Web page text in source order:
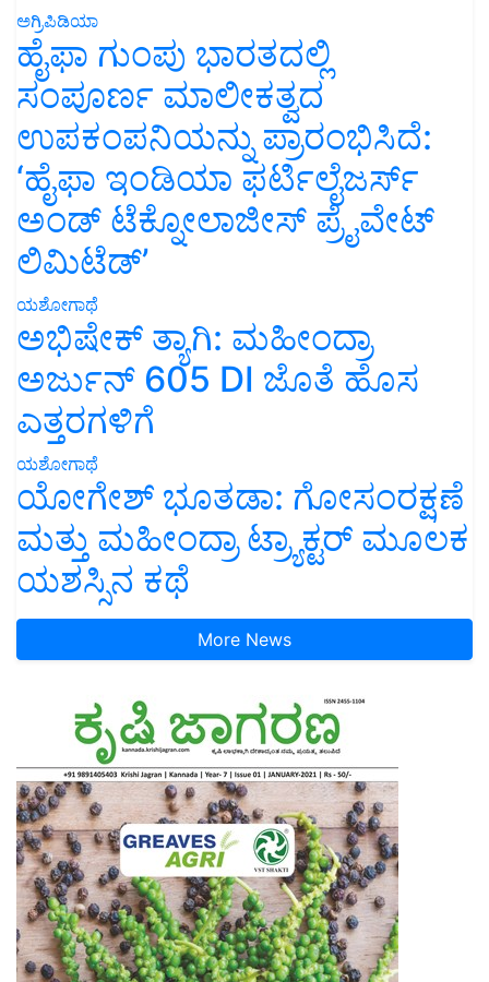
ಅಗ್ರಿಪಿಡಿಯಾ
ಹೈಫಾ ಗುಂಪು ಭಾರತದಲ್ಲಿ
ಸಂಪೂರ್ಣ ಮಾಲೀಕತ್ವದ
ಉಪಕಂಪನಿಯನ್ನು ಪ್ರಾರಂಭಿಸಿದೆ:
‘ಹೈಫಾ ಇಂಡಿಯಾ ಫರ್ಟಿಲೈಜರ್ಸ್
ಅಂಡ್ ಟೆಕ್ನೋಲಾಜೀಸ್ ಪ್ರೈವೇಟ್
ಲಿಮಿಟೆಡ್’
ಯಶೋಗಾಥೆ
ಅಭಿಷೇಕ್ ತ್ಯಾಗಿ: ಮಹೀಂದ್ರಾ
ಅರ್ಜುನ್ 605 DI ಜೊತೆ ಹೊಸ
ಎತ್ತರಗಳಿಗೆ
ಯಶೋಗಾಥೆ
ಯೋಗೇಶ್ ಭೂತಡಾ: ಗೋಸಂರಕ್ಷಣೆ
ಮತ್ತು ಮಹೀಂದ್ರಾ ಟ್ರ್ಯಾಕ್ಟರ್ ಮೂಲಕ
ಯಶಸ್ಸಿನ ಕಥೆ
More News